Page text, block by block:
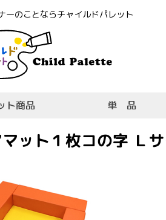
ーのことならチャイルドパレット
ト商品 単 品
ット１枚コの字 Ｌ